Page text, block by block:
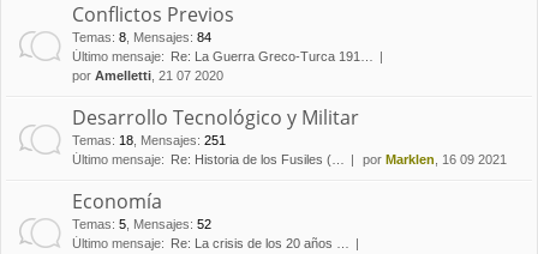
Conflictos Previos
Temas: 8 Mensajes: 84
Último mensaje:
Re: La Guerra Greco-Turca 191…
por Amelletti , 21 07 2020
Desarrollo Tecnológico y Militar
Temas: 18 Mensajes: 251
Último mensaje:
Re: Historia de los Fusiles (… por Marklen , 16 09 2021
Economía
Temas: 5 Mensajes: 52
Último mensaje:
Re: La crisis de los 20 años …